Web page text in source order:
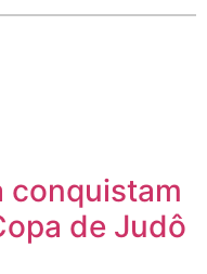
conquistam
de Judô